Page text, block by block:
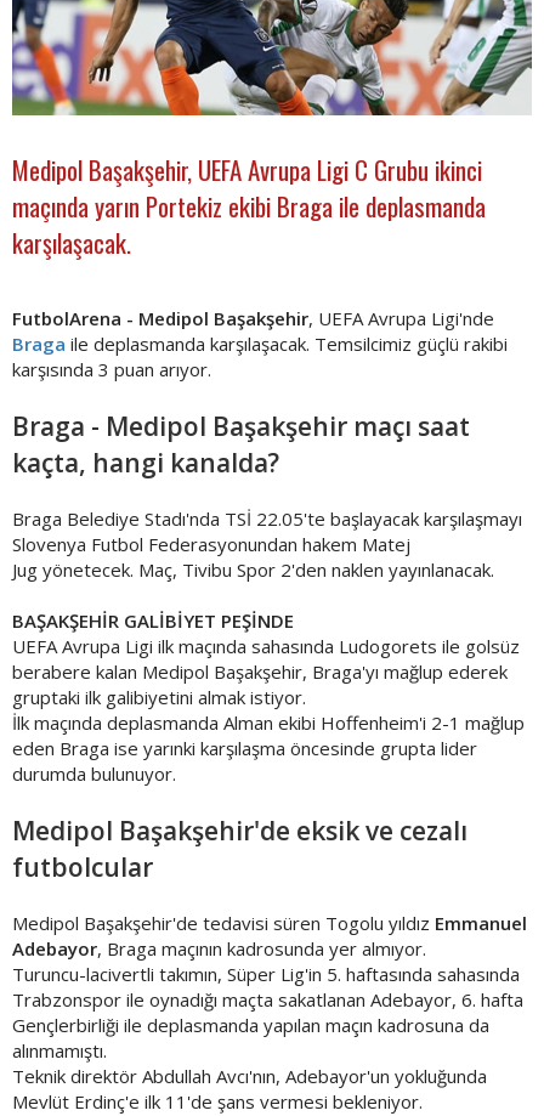
Medipol Başakşehir, UEFA Avrupa Ligi C Grubu ikinci
maçında yarın Portekiz ekibi Braga ile deplasmanda
karşılaşacak.
FutbolArena - Medipol Başakşehir, UEFA Avrupa Ligi'nde
Braga ile deplasmanda karşılaşacak. Temsilcimiz güçlü rakibi
karşısında 3 puan arıyor.
Braga - Medipol Başakşehir maçı saat
kaçta, hangi kanalda?
Braga Belediye Stadı'nda TSİ 22.05'te başlayacak karşılaşmayı
Slovenya Futbol Federasyonundan hakem Matej
Jug yönetecek. Maç, Tivibu Spor 2'den naklen yayınlanacak.
BAŞAKŞEHİR GALİBİYET PEŞİNDE
UEFA Avrupa Ligi ilk maçında sahasında Ludogorets ile golsüz
berabere kalan Medipol Başakşehir, Braga'yı mağlup ederek
gruptaki ilk galibiyetini almak istiyor.
İlk maçında deplasmanda Alman ekibi Hoffenheim'i 2-1 mağlup
eden Braga ise yarınki karşılaşma öncesinde grupta lider
durumda bulunuyor.
Medipol Başakşehir'de eksik ve cezalı
futbolcular
Medipol Başakşehir'de tedavisi süren Togolu yıldız Emmanuel
Adebayor, Braga maçının kadrosunda yer almıyor.
Turuncu-lacivertli takımın, Süper Lig'in 5. haftasında sahasında
Trabzonspor ile oynadığı maçta sakatlanan Adebayor, 6. hafta
Gençlerbirliği ile deplasmanda yapılan maçın kadrosuna da
alınmamıştı.
Teknik direktör Abdullah Avcı'nın, Adebayor'un yokluğunda
Mevlüt Erdinç'e ilk 11'de şans vermesi bekleniyor.